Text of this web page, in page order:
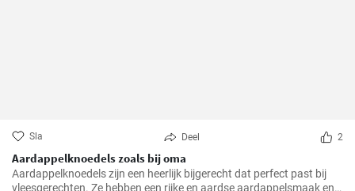
Sla Deel 2
Aardappelknoedels zoals bij oma
Aardappelknoedels zijn een heerlijk bijgerecht dat perfect past bij
vleesgerechten. Ze hebben een rijke en aardse aardappelsmaak en